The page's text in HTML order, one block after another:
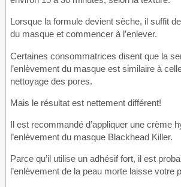
Lorsque la formule devient sèche, il suffit
du masque et commencer à l’enlever.
Certaines consommatrices disent que la
l’enlèvement du masque est similaire à
nettoyage des pores.
Mais le résultat est nettement différent!
Il est recommandé d’appliquer une crème
l’enlèvement du masque Blackhead Killer.
Parce qu’il utilise un adhésif fort, il est
l’enlèvement de la peau morte laisse votre